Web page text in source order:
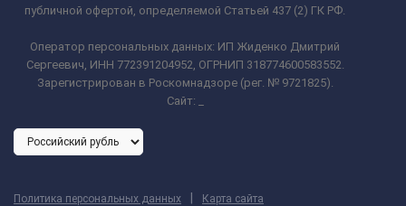
публичной офертой, определяемой Статьей 437 (2) ГК РФ.
Оператор персональных данных: ИП Жиденко Дмитрий
Сергеевич, ИНН 772391204952, ОГРНИП 318774600583552.
Зарегистрирован в Роскомнадзоре (рег. № 9721825).
Сайт:
Политика персональных данных Карта сайта